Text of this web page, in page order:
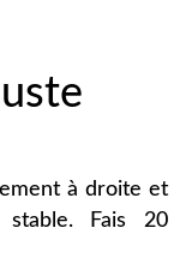
à droite et
Fais 20